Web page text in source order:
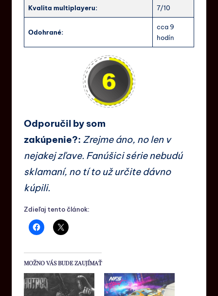
Kvalita multiplayeru: 7/10
Odohrané:
cca 9
hodín
Odporučil by som
zakúpenie?: Zrejme áno, no len v
nejakej zľave. Fanúšici série nebudú
sklamaní, no tí to už určite dávno
kúpili.
Zdieľaj tento článok:
MOŽNO VÁS BUDE ZAUJÍMAŤ